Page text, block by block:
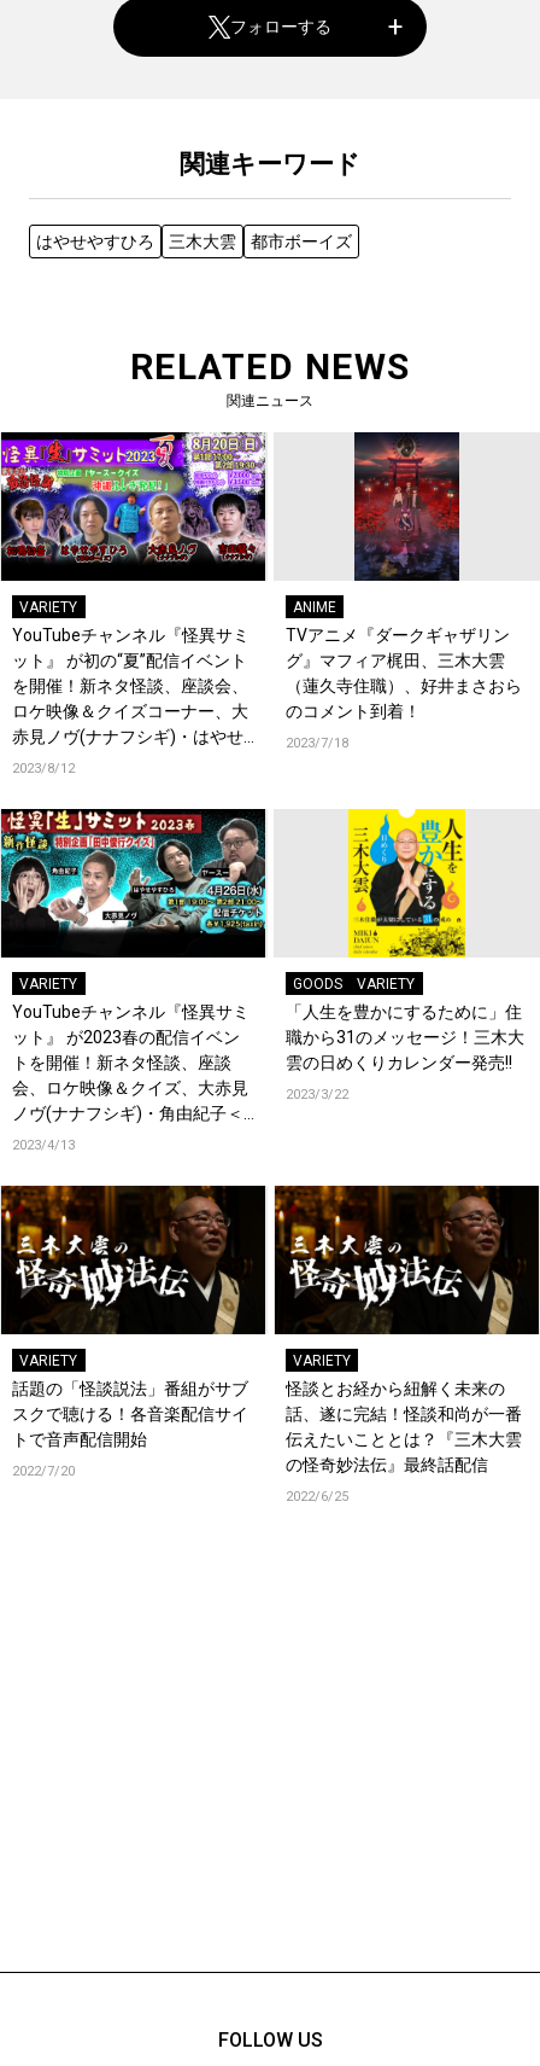
フォローする
関連キーワード
はやせやすひろ 三木大雲 都市ボーイズ
RELATED NEWS
関連ニュース
VARIETY
YouTubeチャンネル『怪異サミ
ット』 が初の“夏”配信イベント
を開催！新ネタ怪談、座談会、
ロケ映像＆クイズコーナー、大
赤見ノヴ(ナナフシギ)・はやせ
やすひろ(都市ボーイズ)・吉田
参戦＞が出演
2023/8/12
ANIME
TVアニメ『ダークギャザリン
グ』マフィア梶田、三木大雲
（蓮久寺住職）、好井まさおら
のコメント到着！
2023/7/18
VARIETY
YouTubeチャンネル『怪異サミ
ット』 が2023春の配信イベン
トを開催！新ネタ怪談、座談
会、ロケ映像＆クイズ、大赤見
ノヴ(ナナフシギ)・角由紀子＜
初参戦＞・はやせやすひろ(都市
2023/4/13
GOODS VARIETY
「人生を豊かにするために」住
職から31のメッセージ！三木大
雲の日めくりカレンダー発売!!
2023/3/22
VARIETY
話題の「怪談説法」番組がサブ
スクで聴ける！各音楽配信サイ
トで音声配信開始
2022/7/20
VARIETY
怪談とお経から紐解く未来の
話、遂に完結！怪談和尚が一番
伝えたいこととは？『三木大雲
の怪奇妙法伝』最終話配信
2022/6/25
FOLLOW US